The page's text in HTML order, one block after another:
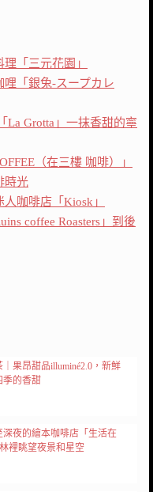
「三元花園」
「銀兔-スープカレ
La Grotta」一抹香甜的寧
（在三樓 咖啡）」
時光
咖啡店「Kiosk」
coffee Roasters」到後
果昂甜品illuminé2.0，新鮮
季的香甜
深夜的繪本咖啡店「生活在
裡眺望夜景和星空